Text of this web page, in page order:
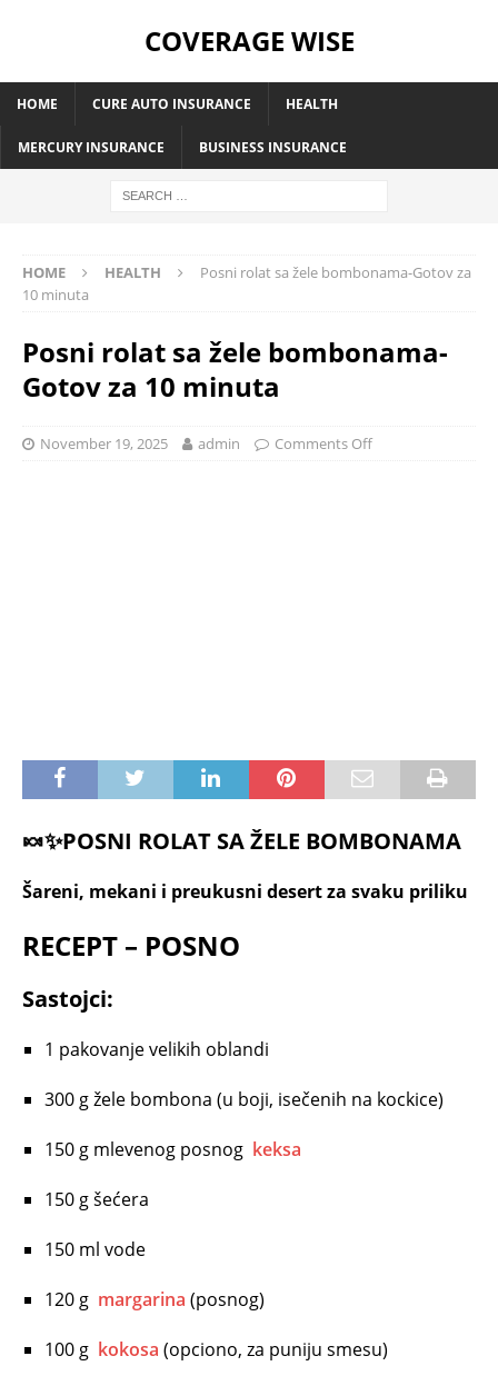
COVERAGE WISE
HOME CURE AUTO INSURANCE HEALTH
MERCURY INSURANCE BUSINESS INSURANCE
HOME HEALTH
Posni rolat sa žele bombonama-Gotov za
10 minuta
Posni rolat sa žele bombonama-
Gotov za 10 minuta
November 19, 2025 admin Comments Off
🍬✨POSNI ROLAT SA ŽELE BOMBONAMA
Šareni, mekani i preukusni desert za svaku priliku
RECEPT – POSNO
Sastojci:
1 pakovanje velikih oblandi
300 g žele bombona (u boji, isečenih na kockice)
150 g mlevenog posnog keksa
150 g šećera
150 ml vode
120 g margarina (posnog)
100 g kokosa (opciono, za puniju smesu)